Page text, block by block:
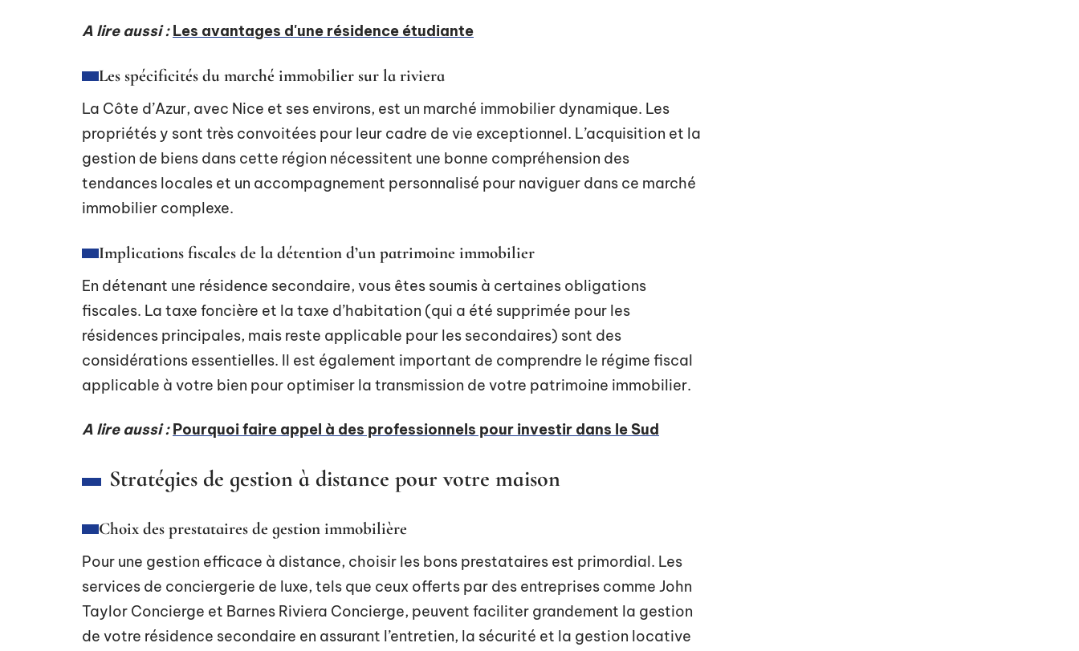
A lire aussi : Les avantages d'une résidence étudiante
Les spécificités du marché immobilier sur la riviera
La Côte d’Azur, avec Nice et ses environs, est un marché immobilier dynamique. Les
propriétés y sont très convoitées pour leur cadre de vie exceptionnel. L’acquisition et la
gestion de biens dans cette région nécessitent une bonne compréhension des
tendances locales et un accompagnement personnalisé pour naviguer dans ce marché
immobilier complexe.
Implications fiscales de la détention d’un patrimoine immobilier
En détenant une résidence secondaire, vous êtes soumis à certaines obligations
fiscales. La taxe foncière et la taxe d’habitation (qui a été supprimée pour les
résidences principales, mais reste applicable pour les secondaires) sont des
considérations essentielles. Il est également important de comprendre le régime fiscal
applicable à votre bien pour optimiser la transmission de votre patrimoine immobilier.
A lire aussi : Pourquoi faire appel à des professionnels pour investir dans le Sud
Stratégies de gestion à distance pour votre maison
Choix des prestataires de gestion immobilière
Pour une gestion efficace à distance, choisir les bons prestataires est primordial. Les
services de conciergerie de luxe, tels que ceux offerts par des entreprises comme John
Taylor Concierge et Barnes Riviera Concierge, peuvent faciliter grandement la gestion
de votre résidence secondaire en assurant l’entretien, la sécurité et la gestion locative